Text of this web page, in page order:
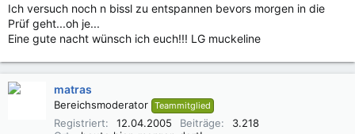
Ich versuch noch n bissl zu entspannen bevors morgen in die
Prüf geht...oh je...
Eine gute nacht wünsch ich euch!!! LG muckeline
matras
Bereichsmoderator Teammitglied
Registriert 12.04.2005 Beiträge
3.218